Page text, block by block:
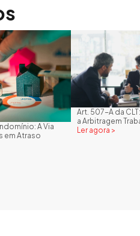
A Via
em Atraso
Art. 507-A da
a Arbitragem
Ler agora >